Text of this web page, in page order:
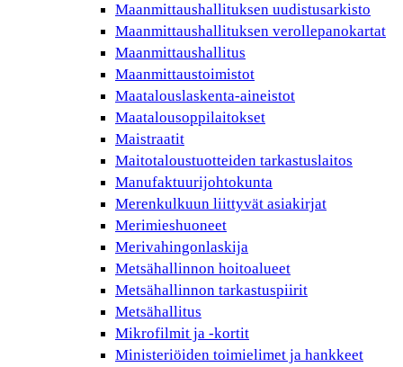
Maanmittaushallituksen uudistusarkisto
Maanmittaushallituksen verollepanokartat
Maanmittaushallitus
Maanmittaustoimistot
Maatalouslaskenta-aineistot
Maatalousoppilaitokset
Maistraatit
Maitotaloustuotteiden tarkastuslaitos
Manufaktuurijohtokunta
Merenkulkuun liittyvät asiakirjat
Merimieshuoneet
Merivahingonlaskija
Metsähallinnon hoitoalueet
Metsähallinnon tarkastuspiirit
Metsähallitus
Mikrofilmit ja -kortit
Ministeriöiden toimielimet ja hankkeet